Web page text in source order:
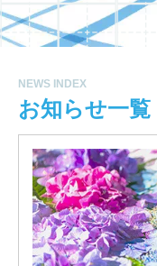
NEWS INDEX
お知らせ一覧